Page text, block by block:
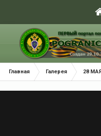
Главная Галерея 28